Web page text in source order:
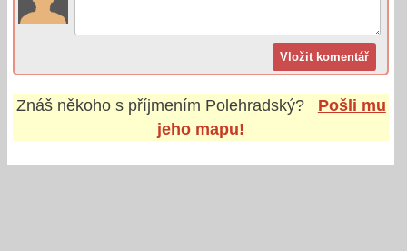
Znáš někoho s příjmením Polehradský?
Pošli mu
jeho mapu!